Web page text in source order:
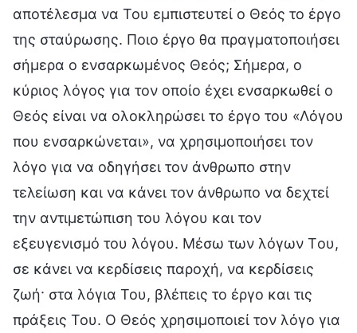
αποτέλεσμα να Του εμπιστευτεί ο Θεός το έργο
της σταύρωσης. Ποιο έργο θα πραγματοποιήσει
σήμερα ο ενσαρκωμένος Θεός; Σήμερα, ο
κύριος λόγος για τον οποίο έχει ενσαρκωθεί ο
Θεός είναι να ολοκληρώσει το έργο του «Λόγου
που ενσαρκώνεται», να χρησιμοποιήσει τον
λόγο για να οδηγήσει τον άνθρωπο στην
τελείωση και να κάνει τον άνθρωπο να δεχτεί
την αντιμετώπιση του λόγου και τον
εξευγενισμό του λόγου. Μέσω των λόγων Tου,
σε κάνει να κερδίσεις παροχή, να κερδίσεις
ζωή· στα λόγια Του, βλέπεις το έργο και τις
πράξεις Του. Ο Θεός χρησιμοποιεί τον λόγο για